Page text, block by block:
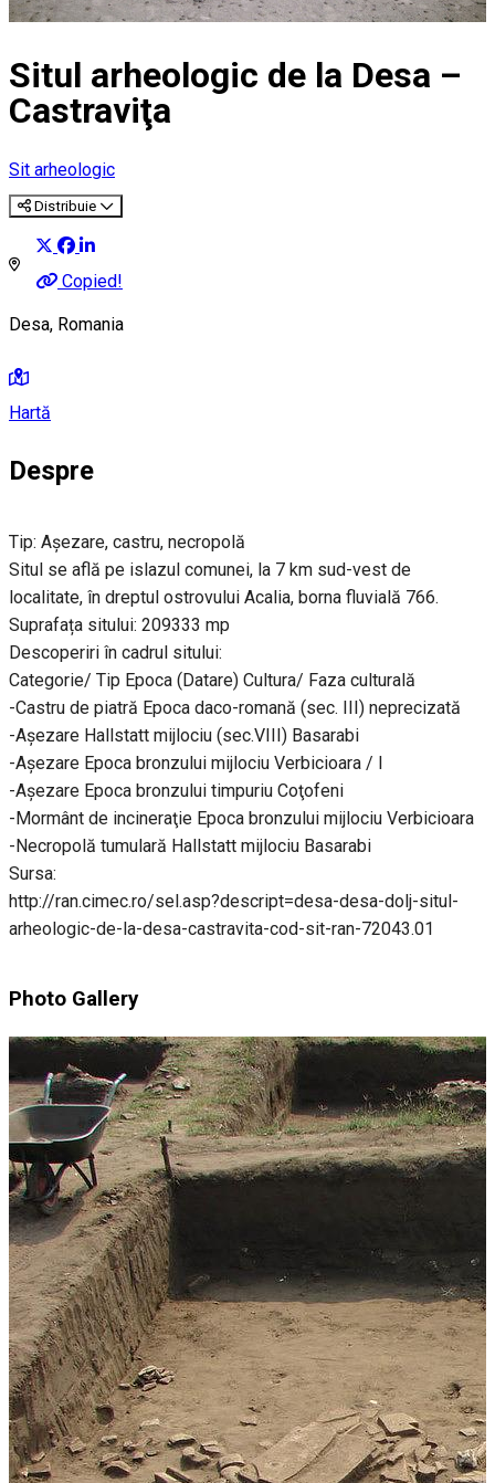
Situl arheologic de la Desa –
Castraviţa
Sit arheologic
Distribuie
Copied!
Desa, Romania
Hartă
Despre
Tip: Aşezare, castru, necropolă
Situl se află pe islazul comunei, la 7 km sud-vest de
localitate, în dreptul ostrovului Acalia, borna fluvială 766.
Suprafața sitului: 209333 mp
Descoperiri în cadrul sitului:
Categorie/ Tip Epoca (Datare) Cultura/ Faza culturală
-Castru de piatră Epoca daco-romană (sec. III) neprecizată
-Aşezare Hallstatt mijlociu (sec.VIII) Basarabi
-Aşezare Epoca bronzului mijlociu Verbicioara / I
-Aşezare Epoca bronzului timpuriu Coţofeni
-Mormânt de incineraţie Epoca bronzului mijlociu Verbicioara
-Necropolă tumulară Hallstatt mijlociu Basarabi
Sursa:
http://ran.cimec.ro/sel.asp?descript=desa-desa-dolj-situl-
arheologic-de-la-desa-castravita-cod-sit-ran-72043.01
Photo Gallery